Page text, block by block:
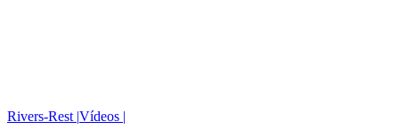
Rivers-Rest |Vídeos |